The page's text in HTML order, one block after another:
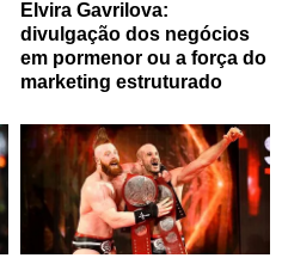
Elvira Gavrilova:
divulgação dos negócios
em pormenor ou a força do
marketing estruturado